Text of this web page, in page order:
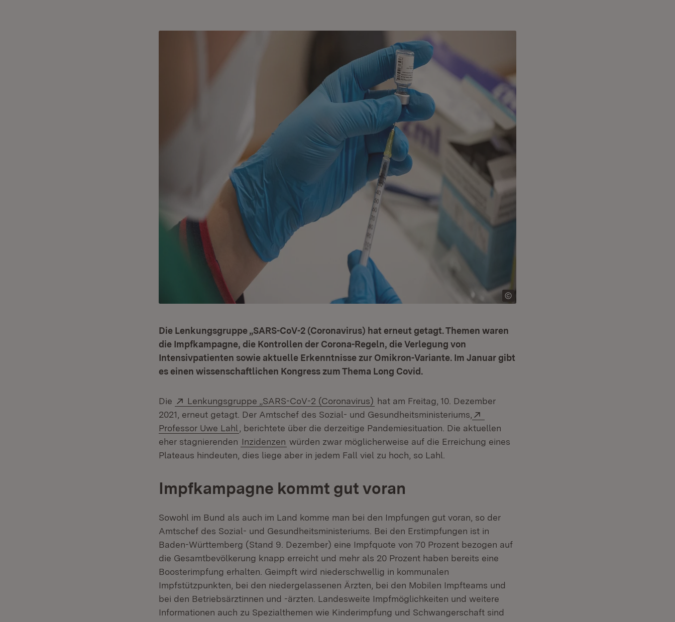
Die Lenkungsgruppe „SARS-CoV-2 (Coronavirus) hat erneut getagt. Themen waren
die Impfkampagne, die Kontrollen der Corona-Regeln, die Verlegung von
Intensivpatienten sowie aktuelle Erkenntnisse zur Omikron-Variante. Im Januar gibt
es einen wissenschaftlichen Kongress zum Thema Long Covid.
Die Extern:
Lenkungsgruppe „SARS-CoV-2 (Coronavirus) (Öffnet in neuem Fenster)
hat am Freitag, 10. Dezember
2021, erneut getagt. Der Amtschef des Sozial- und Gesundheitsministeriums,
Professor Uwe Lahl (Öffnet in neuem Fenster)
, berichtete über die derzeitige Pandemiesituation. Die aktuellen
eher stagnierenden Inzidenzen würden zwar möglicherweise auf die Erreichung eines
Plateaus hindeuten, dies liege aber in jedem Fall viel zu hoch, so Lahl.
Impfkampagne kommt gut voran
Sowohl im Bund als auch im Land komme man bei den Impfungen gut voran, so der
Amtschef des Sozial- und Gesundheitsministeriums. Bei den Erstimpfungen ist in
Baden-Württemberg (Stand 9. Dezember) eine Impfquote von 70 Prozent bezogen auf
die Gesamtbevölkerung knapp erreicht und mehr als 20 Prozent haben bereits eine
Boosterimpfung erhalten. Geimpft wird niederschwellig in kommunalen
Impfstützpunkten, bei den niedergelassenen Ärzten, bei den Mobilen Impfteams und
bei den Betriebsärztinnen und -ärzten. Landesweite Impfmöglichkeiten und weitere
Informationen auch zu Spezialthemen wie Kinderimpfung und Schwangerschaft sind